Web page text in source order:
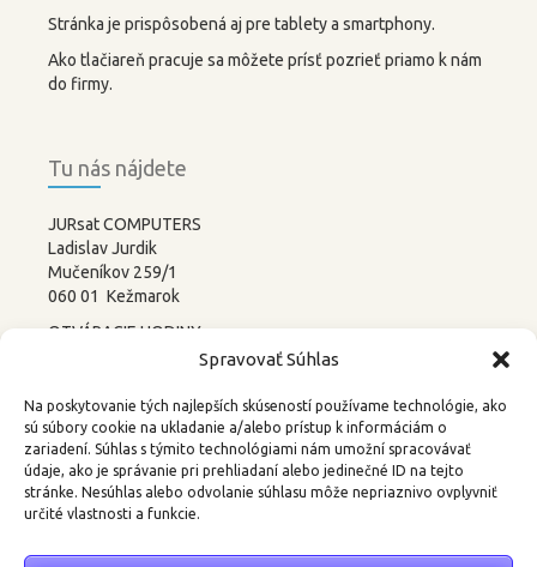
Spravovať Súhlas
Na poskytovanie tých najlepších skúseností používame technológie, ako
sú súbory cookie na ukladanie a/alebo prístup k informáciám o
zariadení. Súhlas s týmito technológiami nám umožní spracovávať
údaje, ako je správanie pri prehliadaní alebo jedinečné ID na tejto
stránke. Nesúhlas alebo odvolanie súhlasu môže nepriaznivo ovplyvniť
určité vlastnosti a funkcie.
Stránka je prispôsobená aj pre tablety a smartphony.
Ako tlačiareň pracuje sa môžete prísť pozrieť priamo k nám
do firmy.
Tu nás nájdete
JURsat COMPUTERS
Ladislav Jurdik
Mučeníkov 259/1
060 01 Kežmarok
OTVÁRACIE HODINY:
PONDELOK – PIATOK
SOBOTA – NEDEĽA
ZATVORENÉ
tel.: 052 4522367, 0905 219488
email:3d@kkweb.sk